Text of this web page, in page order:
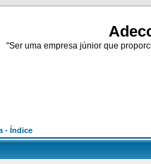
"Ser uma empresa júnior que
- Índice